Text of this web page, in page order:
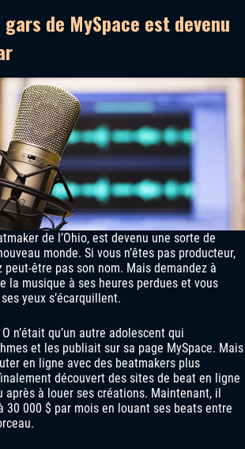
de MySpace est devenu
de l’Ohio, est devenu une sorte de
monde. Si vous n’êtes pas producteur,
peut-être pas son nom. Mais demandez à
la musique à ses heures perdues et vous
yeux s’écarquillent.
n’était qu’un autre adolescent qui
et les publiait sur sa page MySpace. Mais
en ligne avec des beatmakers plus
découvert des sites de beat en ligne
après à louer ses créations. Maintenant, il
30 000 $ par mois en louant ses beats entre